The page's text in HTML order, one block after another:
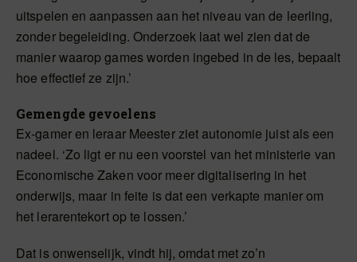
uitspelen en aanpassen aan het niveau van de leerling,
zonder begeleiding. Onderzoek laat wel zien dat de
manier waarop games worden ingebed in de les, bepaalt
hoe effectief ze zijn.’
Gemengde gevoelens
Ex-gamer en leraar Meester ziet autonomie juist als een
nadeel. ‘Zo ligt er nu een voorstel van het ministerie van
Economische Zaken voor meer digitalisering in het
onderwijs, maar in feite is dat een verkapte manier om
het lerarentekort op te lossen.’
Dat is onwenselijk, vindt hij, omdat met zo’n